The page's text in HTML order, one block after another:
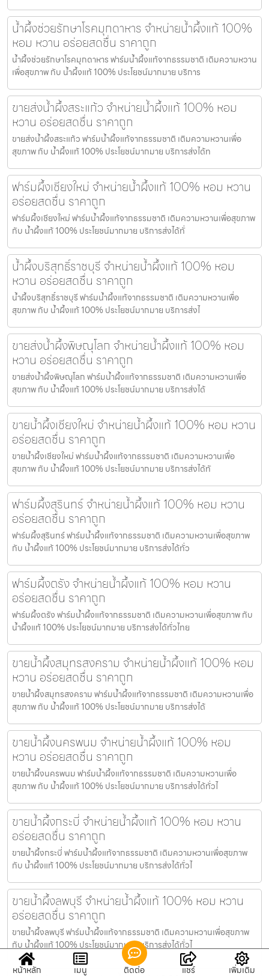
น้ำผึ้งช่วยรักษาโรคมุกดาหาร จำหน่ายน้ำผึ้งแท้ 100%
หอม หวาน อร่อยสดชื่น ราคาถูก
น้ำผึ้งช่วยรักษาโรคมุกดาหาร ฟาร์มน้ำผึ้งแท้จากธรรมชาติ เติมความหวาน
เพื่อสุขภาพ กับ น้ำผึ้งแท้ 100% ประโยชน์มากมาย บริการ
ขายส่งน้ำผึ้งสระแก้ว จำหน่ายน้ำผึ้งแท้ 100% หอม
หวาน อร่อยสดชื่น ราคาถูก
ขายส่งน้ำผึ้งสระแก้ว ฟาร์มน้ำผึ้งแท้จากธรรมชาติ เติมความหวานเพื่อ
สุขภาพ กับ น้ำผึ้งแท้ 100% ประโยชน์มากมาย บริการส่งได้ท
ฟาร์มผึ้งเชียงใหม่ จำหน่ายน้ำผึ้งแท้ 100% หอม หวาน
อร่อยสดชื่น ราคาถูก
ฟาร์มผึ้งเชียงใหม่ ฟาร์มน้ำผึ้งแท้จากธรรมชาติ เติมความหวานเพื่อสุขภาพ
กับ น้ำผึ้งแท้ 100% ประโยชน์มากมาย บริการส่งได้ทั่
น้ำผึ้งบริสุทธิ์ราชบุรี จำหน่ายน้ำผึ้งแท้ 100% หอม
หวาน อร่อยสดชื่น ราคาถูก
น้ำผึ้งบริสุทธิ์ราชบุรี ฟาร์มน้ำผึ้งแท้จากธรรมชาติ เติมความหวานเพื่อ
สุขภาพ กับ น้ำผึ้งแท้ 100% ประโยชน์มากมาย บริการส่งไ
ขายส่งน้ำผึ้งพิษณุโลก จำหน่ายน้ำผึ้งแท้ 100% หอม
หวาน อร่อยสดชื่น ราคาถูก
ขายส่งน้ำผึ้งพิษณุโลก ฟาร์มน้ำผึ้งแท้จากธรรมชาติ เติมความหวานเพื่อ
สุขภาพ กับ น้ำผึ้งแท้ 100% ประโยชน์มากมาย บริการส่งได้
ขายน้ำผึ้งเชียงใหม่ จำหน่ายน้ำผึ้งแท้ 100% หอม หวาน
อร่อยสดชื่น ราคาถูก
ขายน้ำผึ้งเชียงใหม่ ฟาร์มน้ำผึ้งแท้จากธรรมชาติ เติมความหวานเพื่อ
สุขภาพ กับ น้ำผึ้งแท้ 100% ประโยชน์มากมาย บริการส่งได้ทั
ฟาร์มผึ้งสุรินทร์ จำหน่ายน้ำผึ้งแท้ 100% หอม หวาน
อร่อยสดชื่น ราคาถูก
ฟาร์มผึ้งสุรินทร์ ฟาร์มน้ำผึ้งแท้จากธรรมชาติ เติมความหวานเพื่อสุขภาพ
กับ น้ำผึ้งแท้ 100% ประโยชน์มากมาย บริการส่งได้ทั่ว
ฟาร์มผึ้งตรัง จำหน่ายน้ำผึ้งแท้ 100% หอม หวาน
อร่อยสดชื่น ราคาถูก
ฟาร์มผึ้งตรัง ฟาร์มน้ำผึ้งแท้จากธรรมชาติ เติมความหวานเพื่อสุขภาพ กับ
น้ำผึ้งแท้ 100% ประโยชน์มากมาย บริการส่งได้ทั่วไทย
ขายน้ำผึ้งสมุทรสงคราม จำหน่ายน้ำผึ้งแท้ 100% หอม
หวาน อร่อยสดชื่น ราคาถูก
ขายน้ำผึ้งสมุทรสงคราม ฟาร์มน้ำผึ้งแท้จากธรรมชาติ เติมความหวานเพื่อ
สุขภาพ กับ น้ำผึ้งแท้ 100% ประโยชน์มากมาย บริการส่งได้
ขายน้ำผึ้งนครพนม จำหน่ายน้ำผึ้งแท้ 100% หอม
หวาน อร่อยสดชื่น ราคาถูก
ขายน้ำผึ้งนครพนม ฟาร์มน้ำผึ้งแท้จากธรรมชาติ เติมความหวานเพื่อ
สุขภาพ กับ น้ำผึ้งแท้ 100% ประโยชน์มากมาย บริการส่งได้ทั่วไ
ขายน้ำผึ้งกระบี่ จำหน่ายน้ำผึ้งแท้ 100% หอม หวาน
อร่อยสดชื่น ราคาถูก
ขายน้ำผึ้งกระบี่ ฟาร์มน้ำผึ้งแท้จากธรรมชาติ เติมความหวานเพื่อสุขภาพ
กับ น้ำผึ้งแท้ 100% ประโยชน์มากมาย บริการส่งได้ทั่วไ
ขายน้ำผึ้งลพบุรี จำหน่ายน้ำผึ้งแท้ 100% หอม หวาน
อร่อยสดชื่น ราคาถูก
ขายน้ำผึ้งลพบุรี ฟาร์มน้ำผึ้งแท้จากธรรมชาติ เติมความหวานเพื่อสุขภาพ
กับ น้ำผึ้งแท้ 100% ประโยชน์มากมาย บริการส่งได้ทั่วไ
หน้าหลัก เมนู ติดต่อ แชร์ เพิ่มเติม